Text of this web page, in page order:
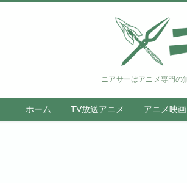
ニアサーはアニメ専門の
ホーム TV放送アニメ アニメ映画